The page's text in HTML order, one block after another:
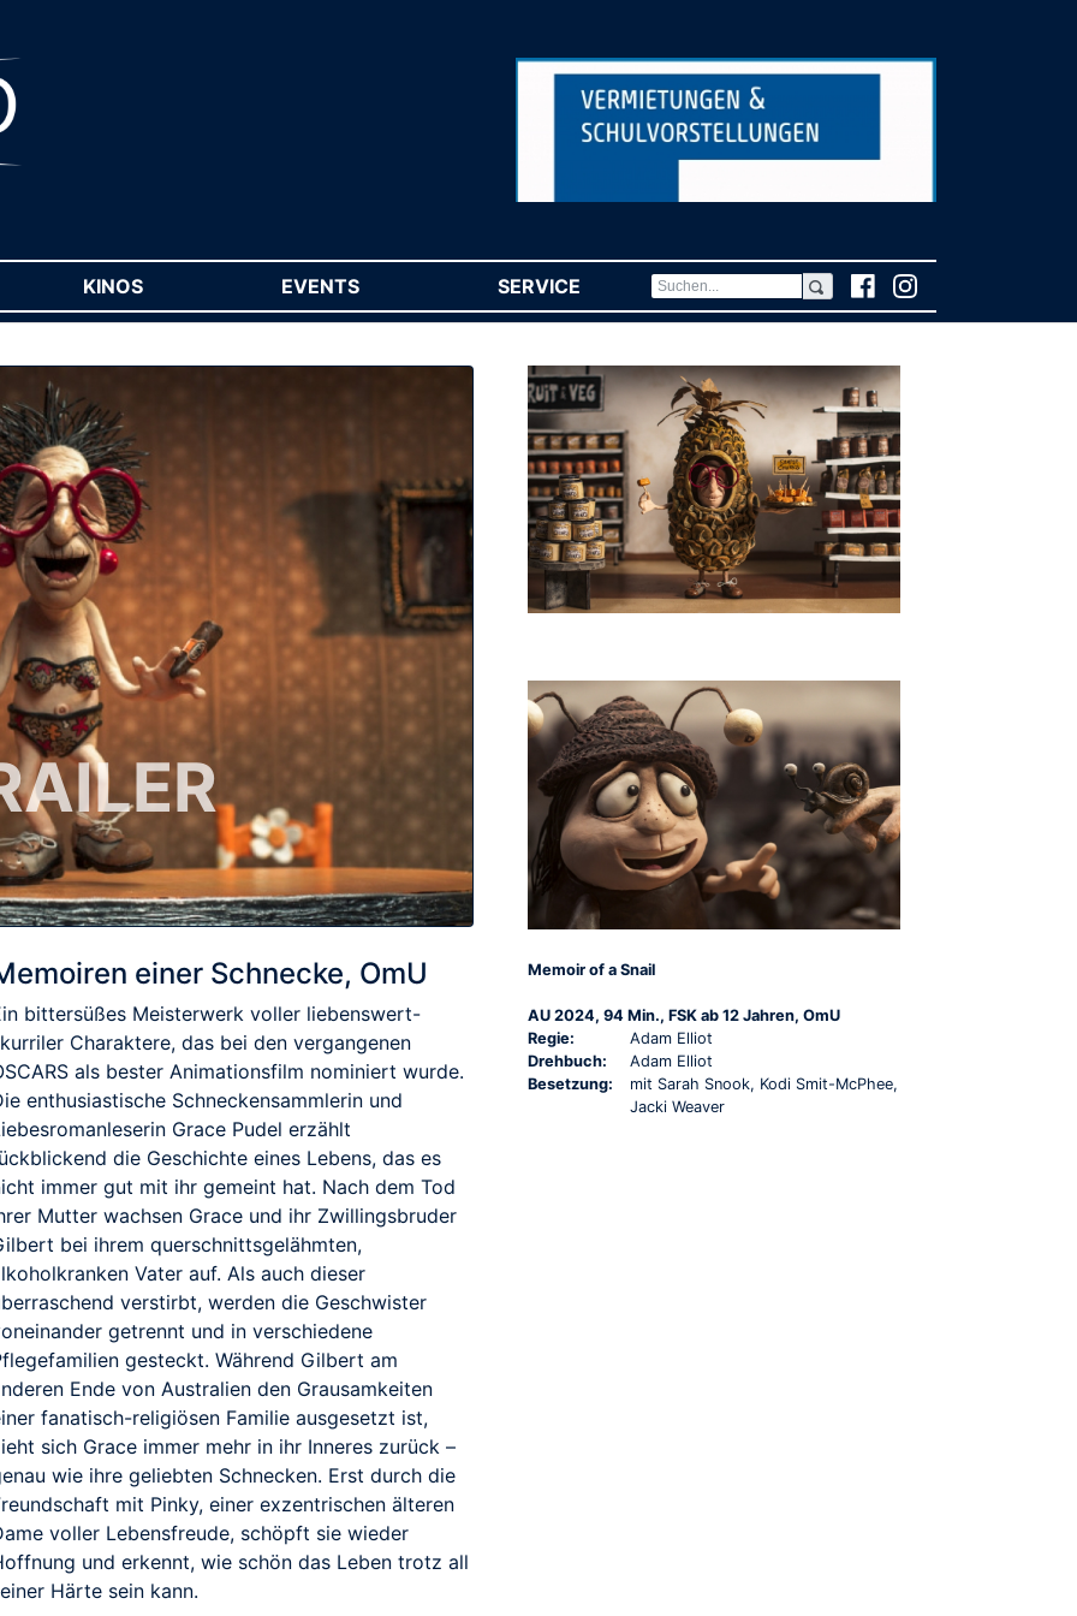
KINOS EVENTS SERVICE (CURRENT)
einer Schnecke, OmU
bittersüßes Meisterwerk voller liebenswert-
Charaktere, das bei den vergangenen
als bester Animationsfilm nominiert wurde.
enthusiastische Schneckensammlerin und
Grace Pudel erzählt
die Geschichte eines Lebens, das es
immer gut mit ihr gemeint hat. Nach dem Tod
Mutter wachsen Grace und ihr Zwillingsbruder
bei ihrem querschnittsgelähmten,
Vater auf. Als auch dieser
verstirbt, werden die Geschwister
getrennt und in verschiedene
gesteckt. Während Gilbert am
Ende von Australien den Grausamkeiten
fanatisch-religiösen Familie ausgesetzt ist,
sich Grace immer mehr in ihr Inneres zurück –
wie ihre geliebten Schnecken. Erst durch die
mit Pinky, einer exzentrischen älteren
voller Lebensfreude, schöpft sie wieder
und erkennt, wie schön das Leben trotz all
Härte sein kann.
Memoir of a Snail
AU 2024, 94 Min., FSK ab 12 Jahren, OmU
Regie:
Adam Elliot
Drehbuch:
Adam Elliot
Besetzung:
mit Sarah Snook, Kodi Smit-McPhee,
Jacki Weaver